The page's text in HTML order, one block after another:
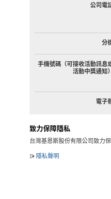
公司電
分
手機號碼（可接收活動訊息
活動中獎通知
電子
致力保障隱私
台灣基恩斯股份有限公司致力
隱私聲明